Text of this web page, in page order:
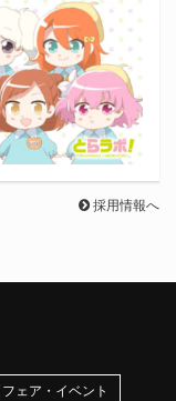
採用情報へ
フェア・イベント